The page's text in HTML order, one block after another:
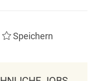
Speichern